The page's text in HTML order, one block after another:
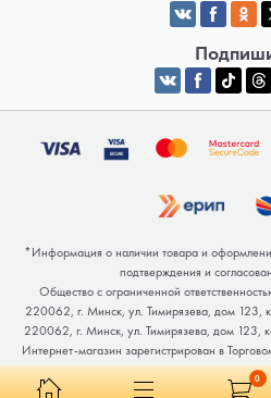
0
*Информация о наличии товара и
подтверждения и
Общество с ограниченной
220062, г. Минск, ул. Тимирязева, дом
220062, г. Минск, ул. Тимирязева, дом
Интернет-магазин зарегистрирован в